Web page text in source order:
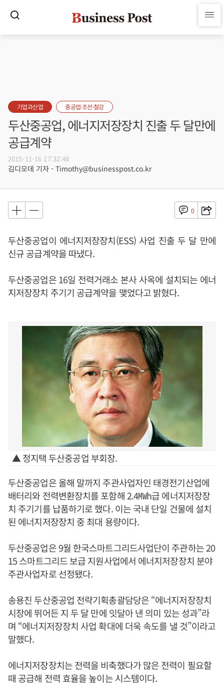
기업과산업 중공업·조선·철강
두산중공업, 에너지저장장치 진출 두 달만에
공급계약
2015-11-16 17:32:48
김디모데 기자 - Timothy@businesspost.co.kr
0
두산중공업이 에너지저장장치(ESS) 사업 진출 두 달 만에
신규 공급계약을 따냈다.
두산중공업은 16일 전력거래소 본사 사옥에 설치되는 에너
지저장장치 주기기 공급계약을 맺었다고 밝혔다.
▲ 정지택 두산중공업 부회장.
두산중공업은 올해 말까지 주관사업자인 태경전기산업에
배터리와 전력변환장치를 포함해 2.4㎿h급 에너지저장장
치 주기기를 납품하기로 했다. 이는 국내 단일 건물에 설치
된 에너지저장장치 중 최대 용량이다.
두산중공업은 9월 한국스마트그리드사업단이 주관하는 20
15 스마트그리드 보급 지원사업에서 에너지저장장치 분야
주관사업자로 선정됐다.
송용진 두산중공업 전략기획총괄담당은 “에너지저장장치
시장에 뛰어든 지 두 달 만에 잇달아 낸 의미 있는 성과”라
며 “에너지저장장치 사업 확대에 더욱 속도를 낼 것”이라고
말했다.
에너지저장장치는 전력을 비축했다가 많은 전력이 필요할
때 공급해 전력 효율을 높이는 시스템이다.